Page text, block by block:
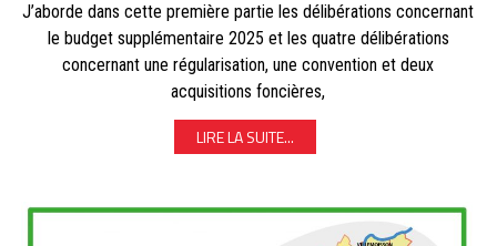
J’aborde dans cette première partie les délibérations concernant
le budget supplémentaire 2025 et les quatre délibérations
concernant une régularisation, une convention et deux
acquisitions foncières,
LIRE LA SUITE...